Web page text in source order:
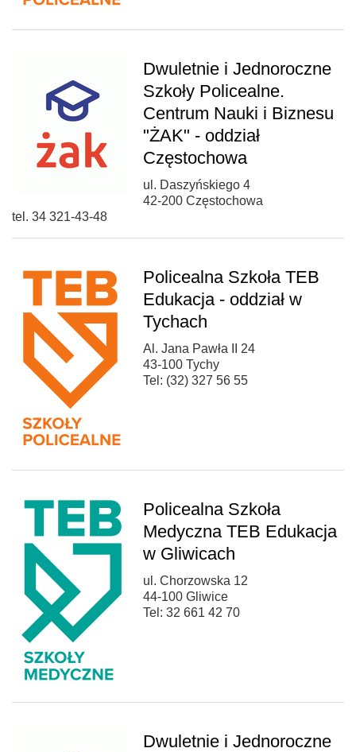
Dwuletnie i Jednoroczne
Szkoły Policealne.
Centrum Nauki i Biznesu
"ŻAK" - oddział
Częstochowa
ul. Daszyńskiego 4
42-200 Częstochowa
tel. 34 321-43-48
Policealna Szkoła TEB
Edukacja - oddział w
Tychach
Al. Jana Pawła II 24
43-100 Tychy
Tel: (32) 327 56 55
Policealna Szkoła
Medyczna TEB Edukacja
w Gliwicach
ul. Chorzowska 12
44-100 Gliwice
Tel: 32 661 42 70
Dwuletnie i Jednoroczne